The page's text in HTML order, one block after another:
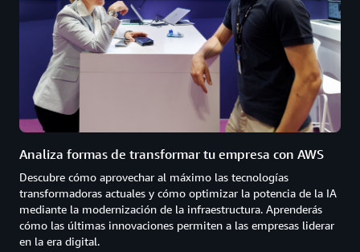
Analiza formas de transformar tu empresa con AWS
Descubre cómo aprovechar al máximo las tecnologías
transformadoras actuales y cómo optimizar la potencia de la IA
mediante la modernización de la infraestructura. Aprenderás
cómo las últimas innovaciones permiten a las empresas liderar
en la era digital.